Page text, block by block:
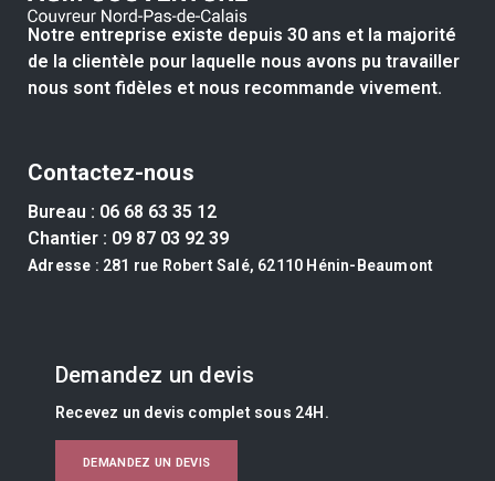
Notre entreprise existe depuis 30 ans et la majorité
de la clientèle pour laquelle nous avons pu travailler
nous sont fidèles et nous recommande vivement.
Contactez-nous
Bureau : 06 68 63 35 12
Chantier : 09 87 03 92 39
Adresse : 281 rue Robert Salé, 62110 Hénin-Beaumont
Demandez un devis
Recevez un devis complet sous 24H.
DEMANDEZ UN DEVIS